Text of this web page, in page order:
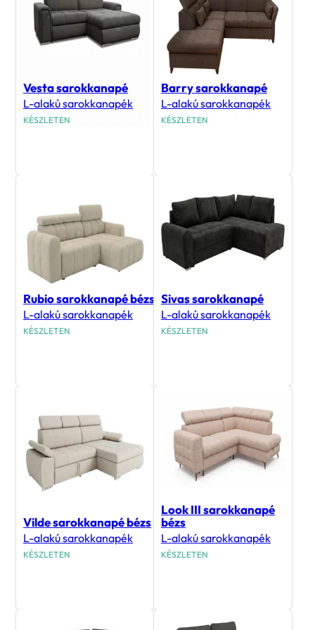
Vesta sarokkanapé
L-alakú sarokkanapék
KÉSZLETEN
Barry sarokkanapé
L-alakú sarokkanapék
KÉSZLETEN
Rubio sarokkanapé bézs
L-alakú sarokkanapék
KÉSZLETEN
Sivas sarokkanapé
L-alakú sarokkanapék
KÉSZLETEN
Vilde sarokkanapé bézs
L-alakú sarokkanapék
KÉSZLETEN
Look III sarokkanapé
bézs
L-alakú sarokkanapék
KÉSZLETEN